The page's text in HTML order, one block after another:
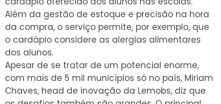
Além da gestão de estoque e precisão na hora
da compra, o serviço permite, por exemplo, que
o cardápio considere as alergias alimentares
dos alunos.
Apesar de se tratar de um potencial enorme,
com mais de 5 mil municípios só no país, Miriam
Chaves, head de inovação da Lemobs, diz que